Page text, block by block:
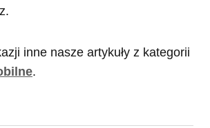
inne nasze artykuły z kategorii
.